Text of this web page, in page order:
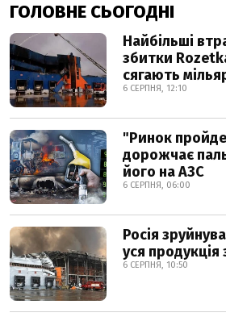
ГОЛОВНЕ СЬОГОДНІ
Найбільші
збитки
сягають
6 СЕРПНЯ, 12:10
"Ринок
дорожчає
його на АЗС
6 СЕРПНЯ, 06:00
Росія
уся
6 СЕРПНЯ, 10:50